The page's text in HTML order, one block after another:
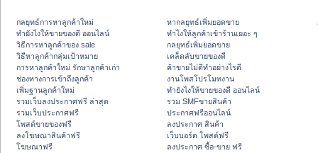
กลยุทธ์การหาลูกค้าใหม่
ทํายังไงให้ขายของดี ออนไลน์
วิธีการหาลูกค้าของ sale
วิธีหาลูกค้ากลุ่มเป้าหมาย
การหาลูกค้าใหม่ รักษาลูกค้าเก่า
ช่องทางการเข้าถึงลูกค้า
เพิ่มฐานลูกค้าใหม่
รวมเว็บลงประกาศฟรี ล่าสุด
รวมเว็บประกาศฟรี
โพสต์ขายของฟรี
ลงโฆษณาสินค้าฟรี
โฆษณาฟรี
หากลยุทธ์เพิ่มยอดขาย
ทําไงให้ลูกค้าเข้าร้านเยอะ ๆ
กลยุทธ์เพิ่มยอดขาย
เคล็ดลับขายของดี
ค้าขายไม่ดีทำอย่างไรดี
งานโพสโปรโมทงาน
ทํายังไงให้ขายของดี ออนไลน์
รวม SMFขายสินค้า
ประกาศฟรีออนไลน์
ลงประกาศ สินค้า
เว็บบอร์ด โพสต์ฟรี
ลงประกาศ ซื้อ-ขาย ฟรี